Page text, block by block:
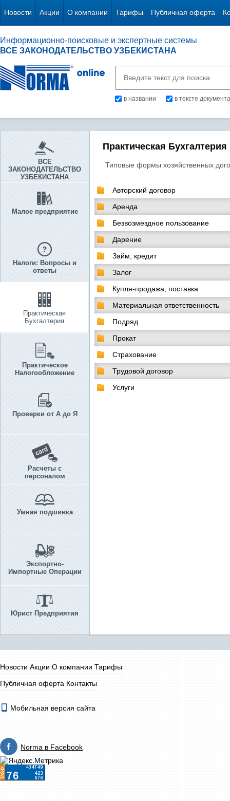
Новости Акции О компании Тарифы Публичная оферта
Информационно-поисковые и экспертные системы
ВСЕ ЗАКОНОДАТЕЛЬСТВО УЗБЕКИСТАНА
в названии в тексте документа
ВСЕ
ЗАКОНОДАТЕЛЬСТВО
УЗБЕКИСТАНА
Малое предприятие
Налоги: Вопросы и
ответы
Практическая
Бухгалтерия
Практическое
Налогообложение
Проверки от А до Я
Расчеты с
персоналом
Умная подшивка
Экспортно-
Импортные Операции
Юрист Предприятия
Практическая Бухгалтерия
Типовые формы хозяйственных
Авторский договор
Аренда
Безвозмездное пользование
Дарение
Займ, кредит
Залог
Купля-продажа, поставка
Материальная ответственность
Подряд
Прокат
Страхование
Трудовой договор
Услуги
Новости Акции О компании Тарифы
Публичная оферта Контакты
Мобильная версия сайта
Norma в Facebook